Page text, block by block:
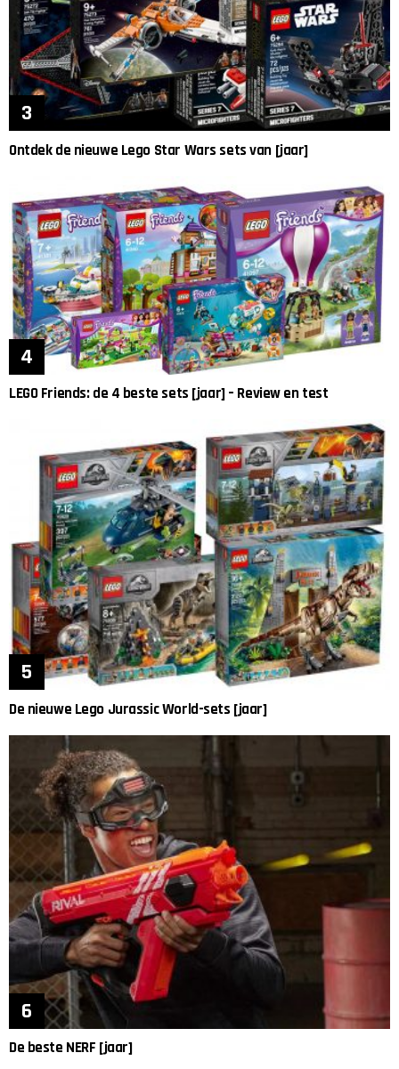
Ontdek de nieuwe Lego Star Wars sets van [jaar]
LEGO Friends: de 4 beste sets [jaar] – Review en test
De nieuwe Lego Jurassic World-sets [jaar]
De beste NERF [jaar]